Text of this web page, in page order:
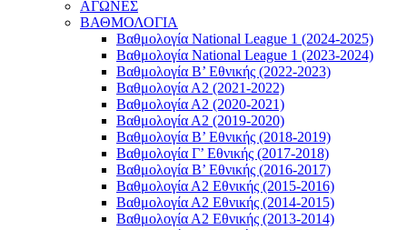
ΑΓΩΝΕΣ
ΒΑΘΜΟΛΟΓΙΑ
Βαθμολογία National League 1 (2024-2025)
Βαθμολογία National League 1 (2023-2024)
Βαθμολογία Β’ Εθνικής (2022-2023)
Βαθμολογία Α2 (2021-2022)
Βαθμολογία Α2 (2020-2021)
Βαθμολογία Α2 (2019-2020)
Βαθμολογία B’ Εθνικής (2018-2019)
Βαθμολογία Γ’ Εθνικής (2017-2018)
Βαθμολογία Β’ Εθνικής (2016-2017)
Βαθμολογία Α2 Εθνικής (2015-2016)
Βαθμολογία Α2 Εθνικής (2014-2015)
Βαθμολογία Α2 Εθνικής (2013-2014)